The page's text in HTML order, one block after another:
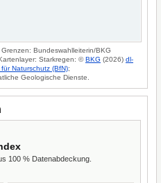
Grenzen: Bundeswahlleiterin/BKG
Starkregen: ©BKG (2026) dl-
Naturschutz (BfN);
Geologische Dienste.
100 % Datenabdeckung.